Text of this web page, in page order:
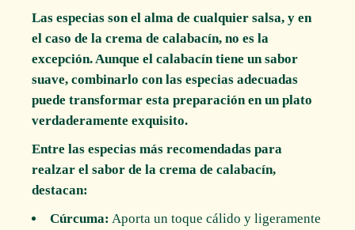
Las especias son el alma de cualquier salsa, y en
el caso de la crema de calabacín, no es la
excepción. Aunque el calabacín tiene un sabor
suave, combinarlo con las especias adecuadas
puede transformar esta preparación en un plato
verdaderamente exquisito.
Entre las especias más recomendadas para
realzar el sabor de la crema de calabacín,
destacan:
Cúrcuma: Aporta un toque cálido y ligeramente